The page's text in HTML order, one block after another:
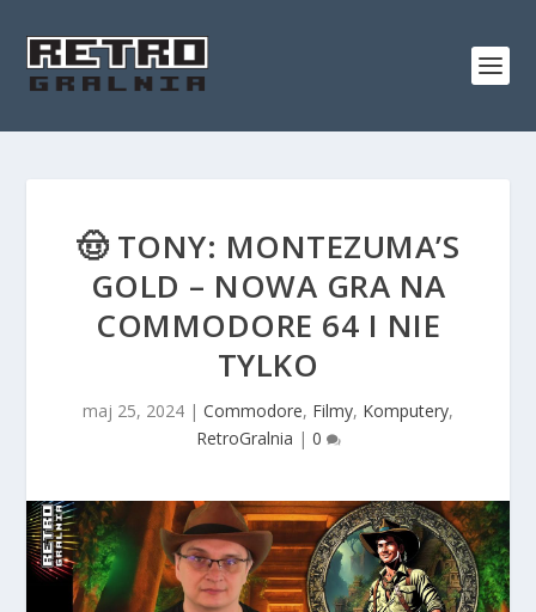
🤠 TONY: MONTEZUMA’S
GOLD – NOWA GRA NA
COMMODORE 64 I NIE
TYLKO
maj 25, 2024 | Commodore, Filmy, Komputery,
RetroGralnia | 0